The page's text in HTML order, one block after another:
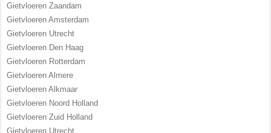
Gietvloeren Zaandam
Gietvloeren Amsterdam
Gietvloeren Utrecht
Gietvloeren Den Haag
Gietvloeren Rotterdam
Gietvloeren Almere
Gietvloeren Alkmaar
Gietvloeren Noord Holland
Gietvloeren Zuid Holland
Gietvloeren Utrecht